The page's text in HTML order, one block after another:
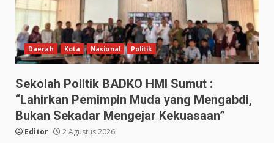
Daerah Kota Nasional Politik
Sekolah Politik BADKO HMI Sumut :
“Lahirkan Pemimpin Muda yang Mengabdi,
Bukan Sekadar Mengejar Kekuasaan”
Editor 2 Agustus 2026